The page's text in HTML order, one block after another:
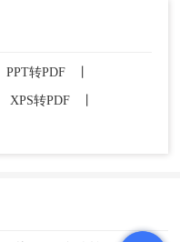
PPT转PDF
XPS转PDF